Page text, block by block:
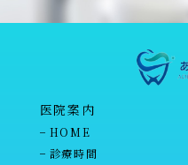
医院案内
HOME
診療時間